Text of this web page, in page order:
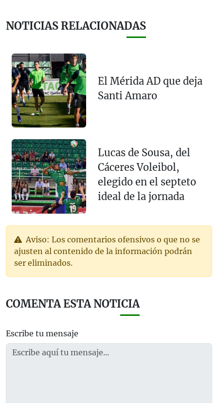
NOTICIAS RELACIONADAS
El Mérida AD que deja
Santi Amaro
Lucas de Sousa, del
Cáceres Voleibol,
elegido en el septeto
ideal de la jornada
Aviso: Los comentarios ofensivos o que no se
ajusten al contenido de la información podrán
ser eliminados.
COMENTA ESTA NOTICIA
Escribe tu mensaje